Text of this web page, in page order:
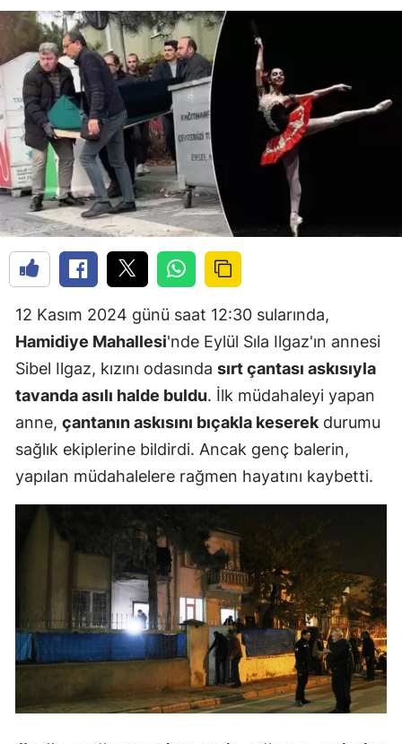
12 Kasım 2024 günü saat 12:30 sularında,
Hamidiye Mahallesi'nde Eylül Sıla Ilgaz'ın annesi
Sibel Ilgaz, kızını odasında sırt çantası askısıyla
tavanda asılı halde buldu. İlk müdahaleyi yapan
anne, çantanın askısını bıçakla keserek durumu
sağlık ekiplerine bildirdi. Ancak genç balerin,
yapılan müdahalelere rağmen hayatını kaybetti.